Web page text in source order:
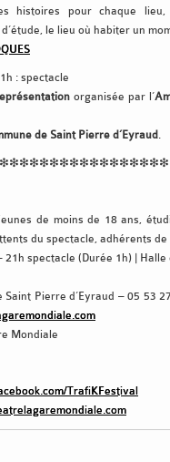
histoires pour chaque lieu,
le lieu où habiter un
: spectacle
organisée par l’
de Saint Pierre d’Eyraud.
de moins de 18 ans,
du spectacle, adhérents
spectacle (Durée 1h) | Halle
Pierre d’Eyraud – 05 53
Mondiale
TrafiKFestival